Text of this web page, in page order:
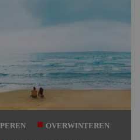
OVERWINTEREN